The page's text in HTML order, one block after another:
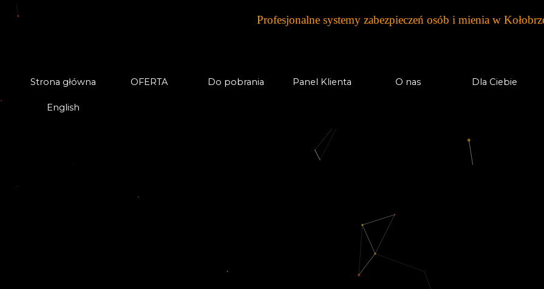
Profesjonalne systemy zabezpieczeń osób i mienia w
Strona główna OFERTA Do pobrania Panel Klienta O nas Dla Ciebie
English